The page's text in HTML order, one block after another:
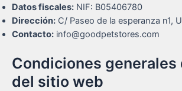
Datos fiscales: NIF: B05406780
Dirección: C/ Paseo de la esperanza n1,
Contacto: info@goodpetstores.com
Condiciones generales
del sitio web